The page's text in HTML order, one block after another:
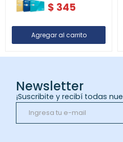
$ 345
Newsletter
¡Suscribite y recibí todas